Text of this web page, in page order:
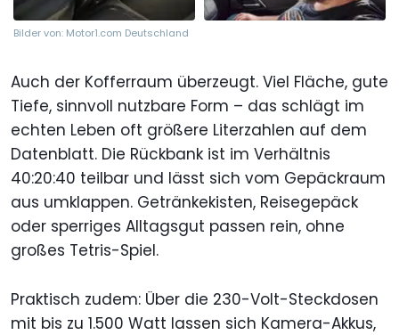
Bilder von: Motor1.com Deutschland
Auch der Kofferraum überzeugt. Viel Fläche, gute
Tiefe, sinnvoll nutzbare Form – das schlägt im
echten Leben oft größere Literzahlen auf dem
Datenblatt. Die Rückbank ist im Verhältnis
40:20:40 teilbar und lässt sich vom Gepäckraum
aus umklappen. Getränkekisten, Reisegepäck
oder sperriges Alltagsgut passen rein, ohne
großes Tetris-Spiel.
Praktisch zudem: Über die 230-Volt-Steckdosen
mit bis zu 1.500 Watt lassen sich Kamera-Akkus,